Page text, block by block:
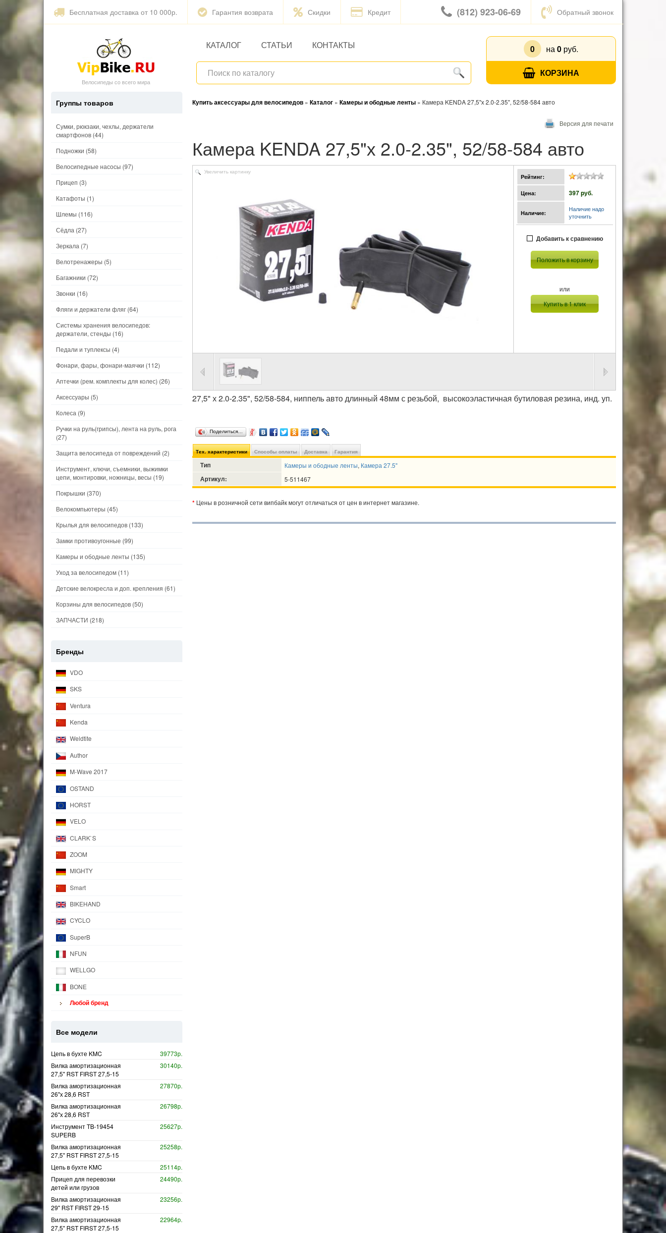
Бесплатная доставка от 10 000р. Гарантия возврата Скидки Кредит (812) 923-06-69 Обратный звонок
Велосипеды со всего мира
КАТАЛОГ СТАТЬИ КОНТАКТЫ 0 на 0руб.
КОРЗИНА
Купить аксессуары для велосипедов » Каталог » Камеры и ободные ленты » Камера KENDA 27,5"х 2.0-2.35", 52/58-584 авто
Версия для печати
Камера KENDA 27,5"х 2.0-2.35", 52/58-584 авто
Увеличить картинку
Рейтинг:
Цена: 397 pуб.
Наличие:
Наличие надо
уточнить
Добавить к сравнению
Положить в корзину
или
Купить в 1 клик
27,5" х 2.0-2.35", 52/58-584, ниппель авто длинный 48мм с резьбой, высокоэластичная бутиловая резина, инд. уп.
Поделиться…
Тех. характеристики Способы оплаты Доставка Гарантия
Тип Камеры и ободные ленты, Камера 27.5"
Артикул: 5-511467
* Цены в розничной сети випбайк могут отличаться от цен в интернет магазине.
Группы товаров
Сумки, рюкзаки, чехлы, держатели
смартфонов (44)
Подножки (58)
Велосипедные насосы (97)
Прицеп (3)
Катафоты (1)
Шлемы (116)
Сёдла (27)
Зеркала (7)
Велотренажеры (5)
Багажники (72)
Звонки (16)
Фляги и держатели фляг (64)
Системы хранения велосипедов:
держатели, стенды (16)
Педали и туплексы (4)
Фонари, фары, фонари-маячки (112)
Аптечки (рем. комплекты для колес) (26)
Аксессуары (5)
Колеса (9)
Ручки на руль(грипсы), лента на руль, рога
(27)
Защита велосипеда от повреждений (2)
Инструмент, ключи, съемники, выжимки
цепи, монтировки, ножницы, весы (19)
Покрышки (370)
Велокомпьютеры (45)
Крылья для велосипедов (133)
Замки противоугонные (99)
Камеры и ободные ленты (135)
Уход за велосипедом (11)
Детские велокресла и доп. крепления (61)
Корзины для велосипедов (50)
ЗАПЧАСТИ (218)
Бренды
VDO
SKS
Ventura
Kenda
Weldtite
Author
M-Wave 2017
OSTAND
HORST
VELO
CLARK`S
ZOOM
MIGHTY
Smart
BIKEHAND
CYCLO
SuperB
NFUN
WELLGO
BONE
Любой бренд
Все модели
Цепь в бухте KMC
39773р.
Вилка амортизационная
27,5" RST FIRST 27,5-15
30140р.
Вилка амортизационная
26"х 28,6 RST
27870р.
Вилка амортизационная
26"х 28,6 RST
26798р.
Инструмент TB-19454
SUPERB
25627р.
Вилка амортизационная
27,5" RST FIRST 27,5-15
25258р.
Цепь в бухте KMC
25114р.
Прицеп для перевозки
детей или грузов
24490р.
Вилка амортизационная
29" RST FIRST 29-15
23256р.
Вилка амортизационная
27,5" RST FIRST 27,5-15
22964р.